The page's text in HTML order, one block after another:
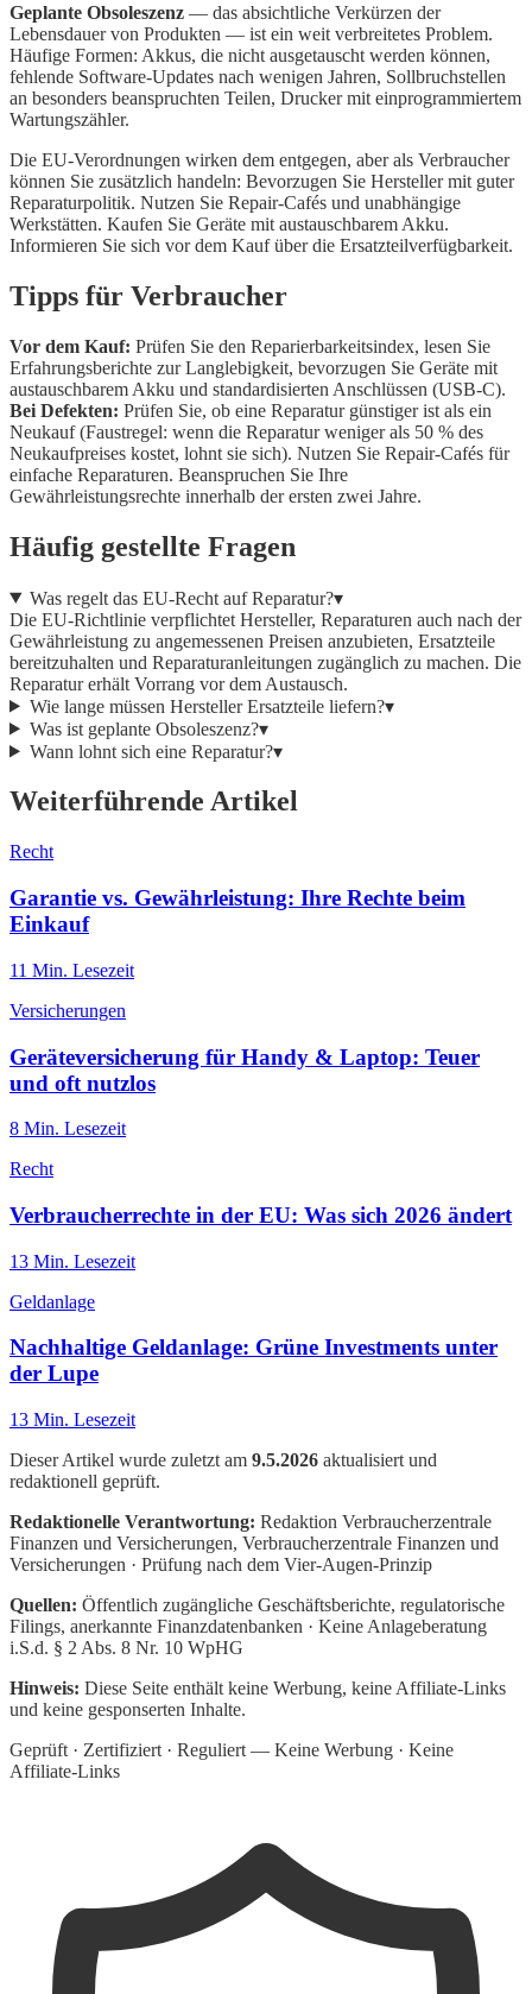
Geplante Obsoleszenz — das absichtliche Verkürzen der
Lebensdauer von Produkten — ist ein weit verbreitetes Problem.
Häufige Formen: Akkus, die nicht ausgetauscht werden können,
fehlende Software-Updates nach wenigen Jahren, Sollbruchstellen
an besonders beanspruchten Teilen, Drucker mit einprogrammiertem
Wartungszähler.
Die EU-Verordnungen wirken dem entgegen, aber als Verbraucher
können Sie zusätzlich handeln: Bevorzugen Sie Hersteller mit guter
Reparaturpolitik. Nutzen Sie Repair-Cafés und unabhängige
Werkstätten. Kaufen Sie Geräte mit austauschbarem Akku.
Informieren Sie sich vor dem Kauf über die Ersatzteilverfügbarkeit.
Tipps für Verbraucher
Vor dem Kauf: Prüfen Sie den Reparierbarkeitsindex, lesen Sie
Erfahrungsberichte zur Langlebigkeit, bevorzugen Sie Geräte mit
austauschbarem Akku und standardisierten Anschlüssen (USB-C).
Bei Defekten: Prüfen Sie, ob eine Reparatur günstiger ist als ein
Neukauf (Faustregel: wenn die Reparatur weniger als 50 % des
Neukaufpreises kostet, lohnt sie sich). Nutzen Sie Repair-Cafés für
einfache Reparaturen. Beanspruchen Sie Ihre
Gewährleistungsrechte innerhalb der ersten zwei Jahre.
Häufig gestellte Fragen
Was regelt das EU-Recht auf Reparatur?▾
Die EU-Richtlinie verpflichtet Hersteller, Reparaturen auch nach der
Gewährleistung zu angemessenen Preisen anzubieten, Ersatzteile
bereitzuhalten und Reparaturanleitungen zugänglich zu machen. Die
Reparatur erhält Vorrang vor dem Austausch.
Wie lange müssen Hersteller Ersatzteile liefern?▾
Was ist geplante Obsoleszenz?▾
Wann lohnt sich eine Reparatur?▾
Weiterführende Artikel
Recht
Garantie vs. Gewährleistung: Ihre Rechte beim
Einkauf
11 Min. Lesezeit
Versicherungen
Geräteversicherung für Handy & Laptop: Teuer
und oft nutzlos
8 Min. Lesezeit
Recht
Verbraucherrechte in der EU: Was sich 2026 ändert
13 Min. Lesezeit
Geldanlage
Nachhaltige Geldanlage: Grüne Investments unter
der Lupe
13 Min. Lesezeit
Dieser Artikel wurde zuletzt am 9.5.2026 aktualisiert und
redaktionell geprüft.
Redaktionelle Verantwortung: Redaktion Verbraucherzentrale
Finanzen und Versicherungen, Verbraucherzentrale Finanzen und
Versicherungen · Prüfung nach dem Vier-Augen-Prinzip
Quellen: Öffentlich zugängliche Geschäftsberichte, regulatorische
Filings, anerkannte Finanzdatenbanken · Keine Anlageberatung
i.S.d. § 2 Abs. 8 Nr. 10 WpHG
Hinweis: Diese Seite enthält keine Werbung, keine Affiliate-Links
und keine gesponserten Inhalte.
Geprüft · Zertifiziert · Reguliert — Keine Werbung · Keine
Affiliate-Links